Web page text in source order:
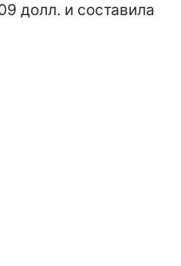
долл. и составила